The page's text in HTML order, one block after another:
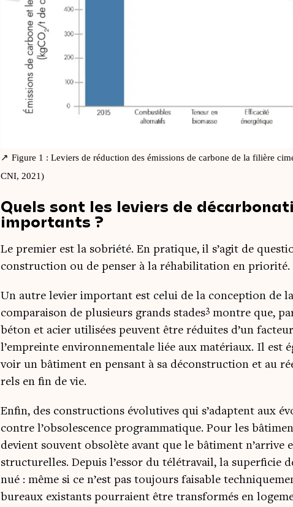
Figure 1 : Leviers de réduc­tion des émis­sions de car­bone de la filière
CNI, 2021)
Quels sont les leviers de
importants ?
Le pre­mier est la sobrié­té. En pra­tique, il s’agit de
construc­tion ou de pen­ser à la réha­bi­li­ta­tion en priorité.
Un autre levier impor­tant est celui de la concep­tion de
com­pa­rai­son de plu­sieurs grands stades3 montre que,
béton et acier uti­li­sées peuvent être réduites d’un
l’empreinte envi­ron­ne­men­tale liée aux maté­riaux. Il est
voir un bâti­ment en pen­sant à sa décons­truc­tion et au
rels en fin de vie.
Enfin, des construc­tions évo­lu­tives qui s’adaptent aux
contre l’obsolescence pro­gram­ma­tique. Pour les
devient sou­vent obso­lète avant que le bâti­ment n’arrive
struc­tu­relles. Depuis l’essor du télé­tra­vail, la super­fi­cie
nué : même si ce n’est pas tou­jours fai­sable
bureaux exis­tants pour­raient être trans­for­més en